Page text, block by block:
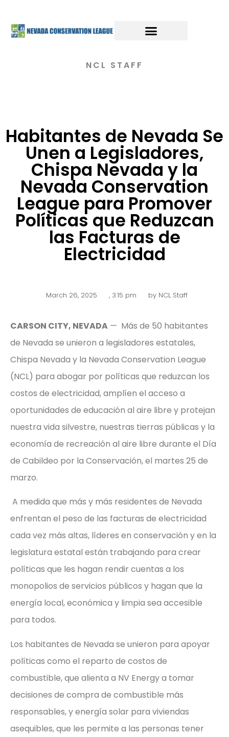
NCL STAFF
Habitantes de Nevada Se
Unen a Legisladores,
Chispa Nevada y la
Nevada Conservation
League para Promover
Políticas que Reduzcan
las Facturas de
Electricidad
March 26, 2025 , 3:15 pm byNCL Staff
CARSON CITY, NEVADA — Más de 50 habitantes
de Nevada se unieron a legisladores estatales,
Chispa Nevada y la Nevada Conservation League
(NCL) para abogar por políticas que reduzcan los
costos de electricidad, amplíen el acceso a
oportunidades de educación al aire libre y protejan
nuestra vida silvestre, nuestras tierras públicas y la
economía de recreación al aire libre durante el Día
de Cabildeo por la Conservación, el martes 25 de
marzo.
A medida que más y más residentes de Nevada
enfrentan el peso de las facturas de electricidad
cada vez más altas, líderes en conservación y en la
legislatura estatal están trabajando para crear
políticas que les hagan rendir cuentas a los
monopolios de servicios públicos y hagan que la
energía local, económica y limpia sea accesible
para todos.
Los habitantes de Nevada se unieron para apoyar
políticas como el reparto de costos de
combustible, que alienta a NV Energy a tomar
decisiones de compra de combustible más
responsables, y energía solar para viviendas
asequibles, que les permite a las personas tener